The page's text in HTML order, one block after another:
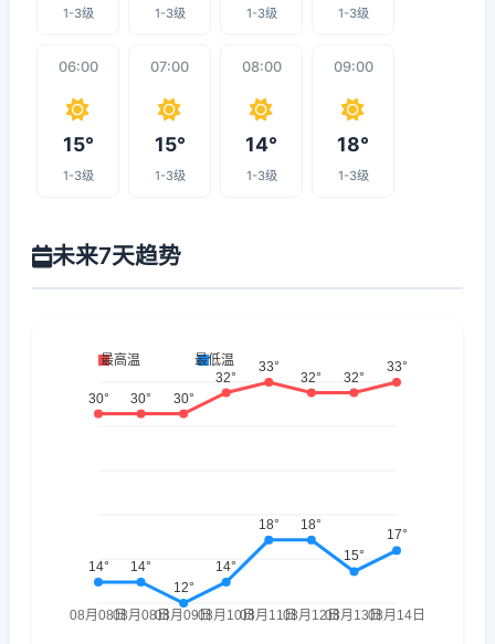
1-3级 1-3级 1-3级 1-3级
06:00
15°
1-3级
07:00
15°
1-3级
08:00
14°
1-3级
09:00
18°
1-3级
未来7天趋势